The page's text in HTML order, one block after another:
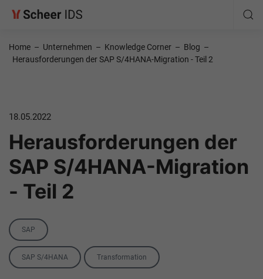
Home – Unternehmen – Knowledge Corner – Blog –
Herausforderungen der SAP S/4HANA-Migration - Teil 2
18.05.2022
Herausforderungen der
SAP S/4HANA-Migration
- Teil 2
Category
SAP
TagsSAP S/4HANA Transformation